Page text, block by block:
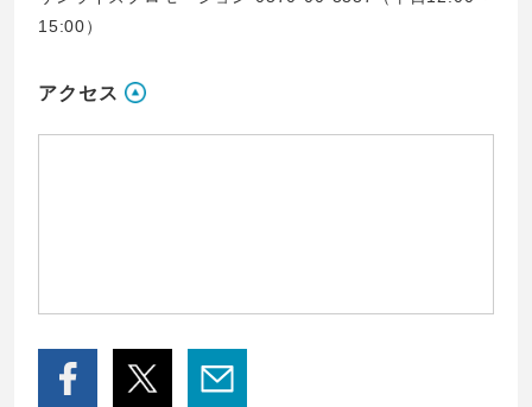
15:00）
アクセス